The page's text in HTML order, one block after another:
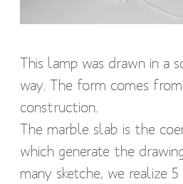
This lamp was drawn in a
way. The form comes
construction.
The marble slab is the
which generate the
many sketche, we realize 5